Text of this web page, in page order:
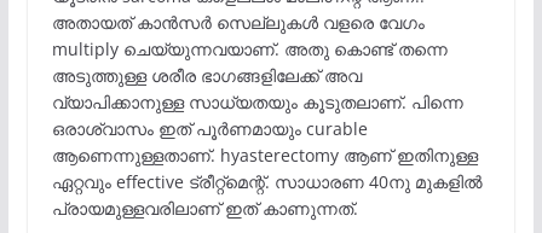
അതായത് കാൻസർ സെല്ലുകൾ വളരെ വേഗം
multiply ചെയ്യുന്നവയാണ്. അതു കൊണ്ട് തന്നെ
അടുത്തുള്ള ശരീര ഭാഗങ്ങളിലേക്ക് അവ
വ്യാപിക്കാനുള്ള സാധ്യതയും കൂടുതലാണ്. പിന്നെ
ഒരാശ്വാസം ഇത് പൂർണമായും curable
ആണെന്നുള്ളതാണ്. hyasterectomy ആണ് ഇതിനുള്ള
ഏറ്റവും effective ട്രീറ്റ്മെന്റ്. സാധാരണ 40നു മുകളിൽ
പ്രായമുള്ളവരിലാണ് ഇത് കാണുന്നത്.